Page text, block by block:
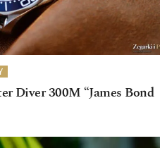
Diver 300M “James Bond